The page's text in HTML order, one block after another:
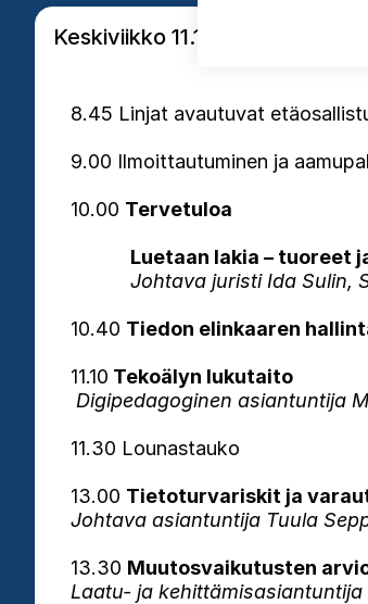
Keskiviikko 11.11.2026
8.45 Linjat avautuvat
9.00 Ilmoittautuminen ja
10.00 Tervetuloa
Luetaan lakia – tuoreet
Johtava juristi Ida Sulin,
10.40 Tiedon elinkaaren
11.10 Tekoälyn lukutaito
Digipedagoginen asiantuntija
11.30 Lounastauko
13.00 Tietoturvariskit ja
Johtava asiantuntija Tuula
13.30 Muutosvaikutusten
Laatu- ja